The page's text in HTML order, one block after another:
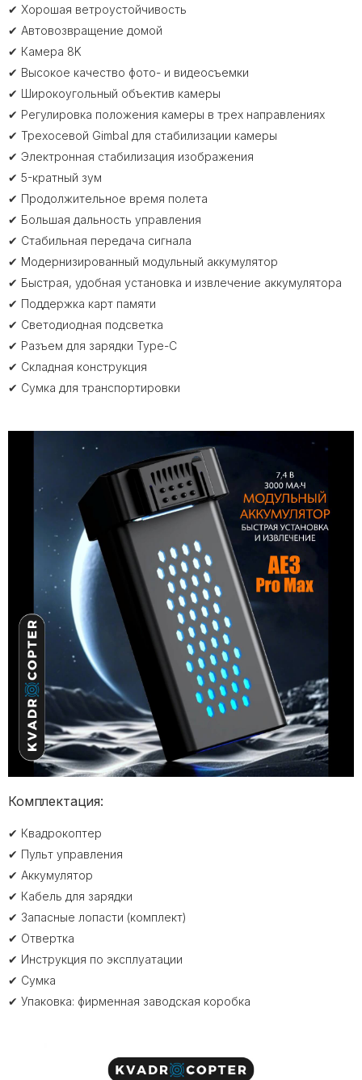
✔ Хорошая ветроустойчивость
✔ Автовозвращение домой
✔ Камера 8K
✔ Высокое качество фото- и видеосъемки
✔ Широкоугольный объектив камеры
✔ Регулировка положения камеры в трех направлениях
✔ Трехосевой Gimbal для стабилизации камеры
✔ Электронная стабилизация изображения
✔ 5-кратный зум
✔ Продолжительное время полета
✔ Большая дальность управления
✔ Стабильная передача сигнала
✔ Модернизированный модульный аккумулятор
✔ Быстрая, удобная установка и извлечение аккумулятора
✔ Поддержка карт памяти
✔ Светодиодная подсветка
✔ Разъем для зарядки Type-C
✔ Складная конструкция
✔ Сумка для транспортировки
Комплектация:
✔ Квадрокоптер
✔ Пульт управления
✔ Аккумулятор
✔ Кабель для зарядки
✔ Запасные лопасти (комплект)
✔ Отвертка
✔ Инструкция по эксплуатации
✔ Сумка
✔ Упаковка: фирменная заводская коробка